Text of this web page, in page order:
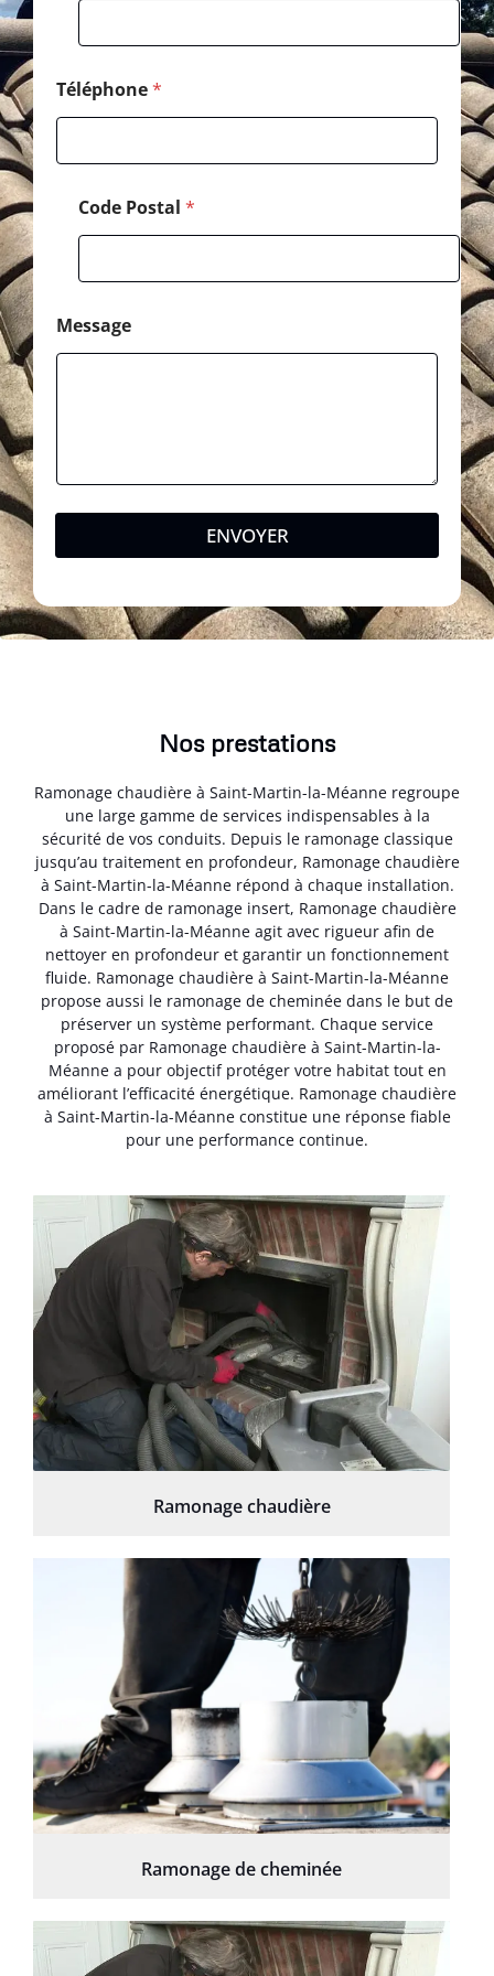
Téléphone*
Code Postal *
o
n
e
*
Message
ENVOYER
Nos prestations
Ramonage chaudière à Saint-Martin-la-Méanne regroupe
une large gamme de services indispensables à la
sécurité de vos conduits. Depuis le ramonage classique
jusqu’au traitement en profondeur, Ramonage chaudière
à Saint-Martin-la-Méanne répond à chaque installation.
Dans le cadre de ramonage insert, Ramonage chaudière
à Saint-Martin-la-Méanne agit avec rigueur afin de
nettoyer en profondeur et garantir un fonctionnement
fluide. Ramonage chaudière à Saint-Martin-la-Méanne
propose aussi le ramonage de cheminée dans le but de
préserver un système performant. Chaque service
proposé par Ramonage chaudière à Saint-Martin-la-
Méanne a pour objectif protéger votre habitat tout en
améliorant l’efficacité énergétique. Ramonage chaudière
à Saint-Martin-la-Méanne constitue une réponse fiable
pour une performance continue.
Ramonage chaudière
Ramonage de cheminée